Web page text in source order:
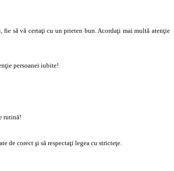
să vă certaţi cu un prieten bun. Acordaţi mai multă atenţie
persoanei iubite!
rutină!
de corect şi să respectaţi legea cu stricteţe.